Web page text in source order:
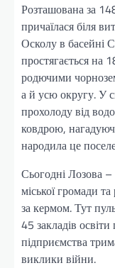
Розташована за
причаїлася біля
Осколу в басейні
простягається на
родючими
а й усю округу. У
прохолоду від
ковдрою,
народила це
Сьогодні Лозова –
міської громади
за кермом. Тут
45 закладів
підприємства
виклики війни.